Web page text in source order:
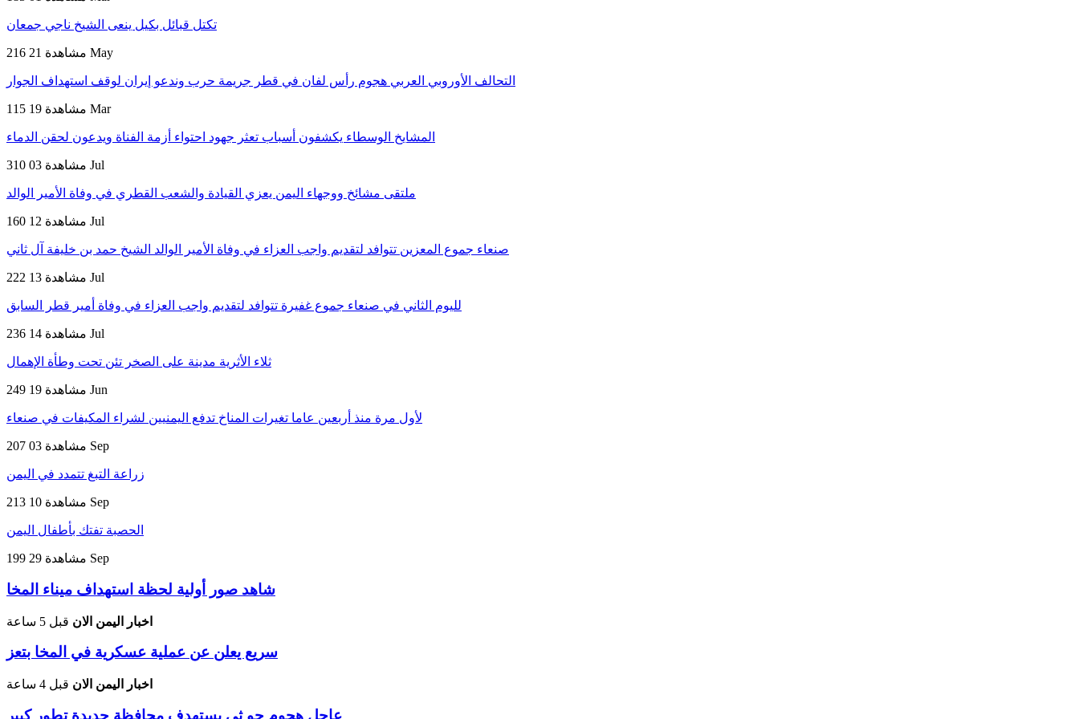
تكتل قبائل بكيل ينعى الشيخ ناجي جمعان
216 مشاهدة 21 May
التحالف الأوروبي العربي هجوم رأس لفان في قطر جريمة حرب وندعو إيران لوقف استهداف الجوار
115 مشاهدة 19 Mar
المشايخ الوسطاء يكشفون أسباب تعثر جهود احتواء أزمة الفناة ويدعون لحقن الدماء
310 مشاهدة 03 Jul
ملتقى مشائخ ووجهاء اليمن يعزي القيادة والشعب القطري في وفاة الأمير الوالد
160 مشاهدة 12 Jul
صنعاء جموع المعزين تتوافد لتقديم واجب العزاء في وفاة الأمير الوالد الشيخ حمد بن خليفة آل ثاني
222 مشاهدة 13 Jul
لليوم الثاني في صنعاء جموع غفيرة تتوافد لتقديم واجب العزاء في وفاة أمير قطر السابق
236 مشاهدة 14 Jul
ثلاء الأثرية مدينة على الصخر تئن تحت وطأة الإهمال
249 مشاهدة 19 Jun
لأول مرة منذ أربعين عاما تغيرات المناخ تدفع اليمنيين لشراء المكيفات في صنعاء
207 مشاهدة 03 Sep
زراعة التبغ تتمدد في اليمن
213 مشاهدة 10 Sep
الحصبة تفتك بأطفال اليمن
199 مشاهدة 29 Sep
شاهد صور أولية لحظة استهداف ميناء المخا
اخبار اليمن الان قبل 5 ساعة
سريع يعلن عن عملية عسكرية في المخا بتعز
اخبار اليمن الان قبل 4 ساعة
عاجل هجوم حو ثي يستهدف محافظة جديدة تطور كبير